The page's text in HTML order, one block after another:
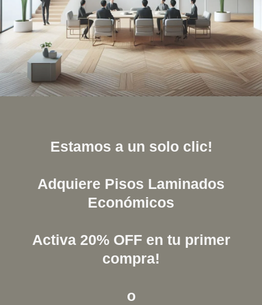
Estamos a un solo clic!
Adquiere Pisos Laminados
Económicos
Activa 20% OFF en tu primer
compra!
o